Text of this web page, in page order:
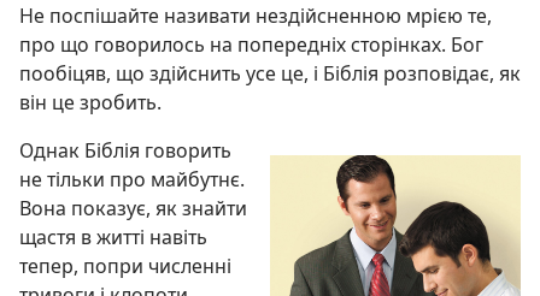
Не поспішайте називати нездійсненною мрією те,
про що говорилось на попередніх сторінках. Бог
пообіцяв, що здійснить усе це, і Біблія розповідає, як
він це зробить.
Однак Біблія говорить
не тільки про майбутнє.
Вона показує, як знайти
щастя в житті навіть
тепер, попри численні